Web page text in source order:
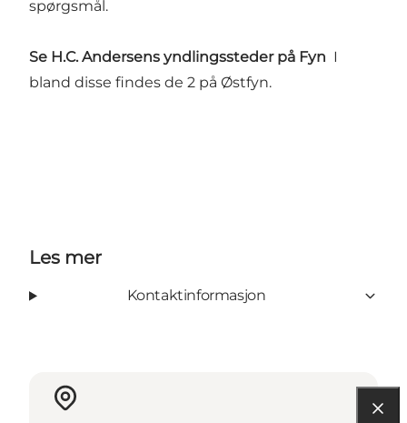
spørgsmål.
Se H.C. Andersens yndlingssteder på Fyn I
bland disse findes de 2 på Østfyn.
Les mer
Kontaktinformasjon